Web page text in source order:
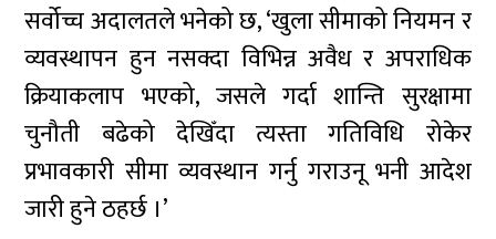
सर्वोच्च अदालतले भनेको छ, ‘खुला सीमाको नियमन र
व्यवस्थापन हुन नसक्दा विभिन्न अवैध र अपराधिक
क्रियाकलाप भएको, जसले गर्दा शान्ति सुरक्षामा
चुनौती बढेको देखिँदा त्यस्ता गतिविधि रोकेर
प्रभावकारी सीमा व्यवस्थान गर्नु गराउनू भनी आदेश
जारी हुने ठहर्छ ।’